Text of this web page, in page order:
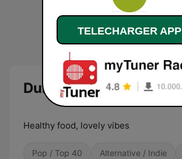
Dubble Food Radio
Healthy food, lovely vibes
Pop / Top 40 Alternative / Indie
TELECHARGER APP